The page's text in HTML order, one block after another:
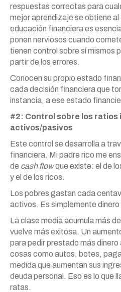
respuestas correctas para
mejor aprendizaje se obtiene
educación financiera es
ponen nerviosos cuando
tienen control sobre sí mismos
partir de los errores.
Conocen su propio estado
cada decisión financiera que
instancia, a ese estado
#2: Control sobre los ratios
activos/pasivos
Este control se desarrolla a
financiera. Mi padre rico me
de cash flowque existe: el de
y el de los ricos.
Los pobres gastan cada
activos. Es simplemente dinero
La clase media acumula más
vuelve más exitosa. Un
para pedir prestado más dinero
cosas como autos, botes,
medida que aumentan sus
deuda personal. Eso es lo que
ratas.